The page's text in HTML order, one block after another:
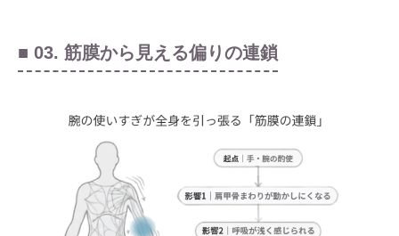
■ 03. 筋膜から見える偏りの連鎖